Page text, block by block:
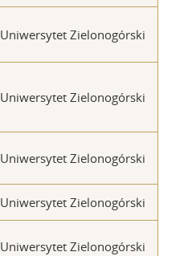
Uniwersytet Zielonogórski
Uniwersytet Zielonogórski
Uniwersytet Zielonogórski
Uniwersytet Zielonogórski
Uniwersytet Zielonogórski